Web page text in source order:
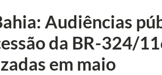
Audiências
da BR-324/
em maio